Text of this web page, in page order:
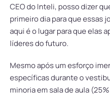
CEO do Inteli, posso dizer
primeiro dia para que essas
aqui é o lugar para que elas
líderes do futuro.
Mesmo após um esforço
específicas durante o
minoria em sala de aula